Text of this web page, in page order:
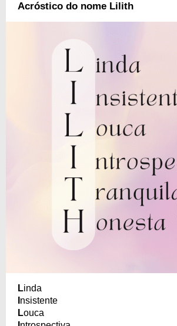
Acróstico do nome Lilith
Linda
nsistente
Louca